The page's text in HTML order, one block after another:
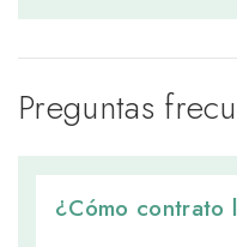
Preguntas
¿Cómo contrato